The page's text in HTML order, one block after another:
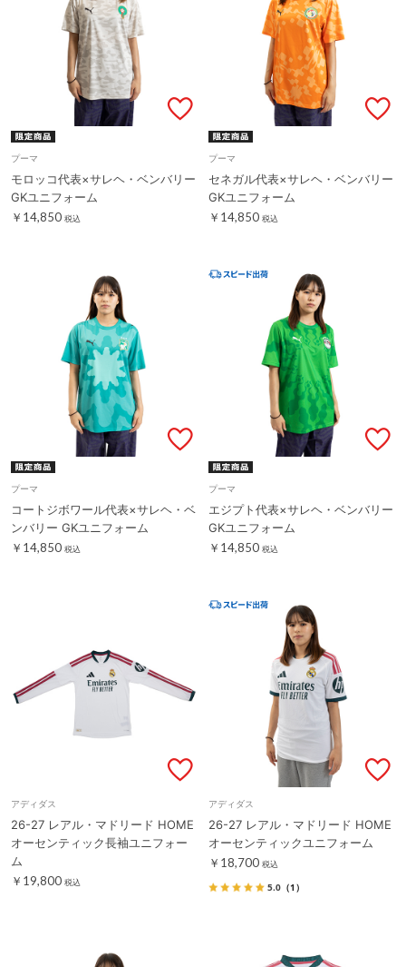
プーマ
モロッコ代表×サレヘ・ベンバリー
GKユニフォーム
￥14,850 税込
プーマ
セネガル代表×サレヘ・ベンバリー
GKユニフォーム
￥14,850 税込
プーマ
コートジボワール代表×サレヘ・ベ
ンバリー GKユニフォーム
￥14,850 税込
プーマ
エジプト代表×サレヘ・ベンバリー
GKユニフォーム
￥14,850 税込
アディダス
26-27 レアル・マドリード HOME
オーセンティック長袖ユニフォー
ム
￥19,800 税込
アディダス
26-27 レアル・マドリード HOME
オーセンティックユニフォーム
￥18,700 税込
5.0 （1）